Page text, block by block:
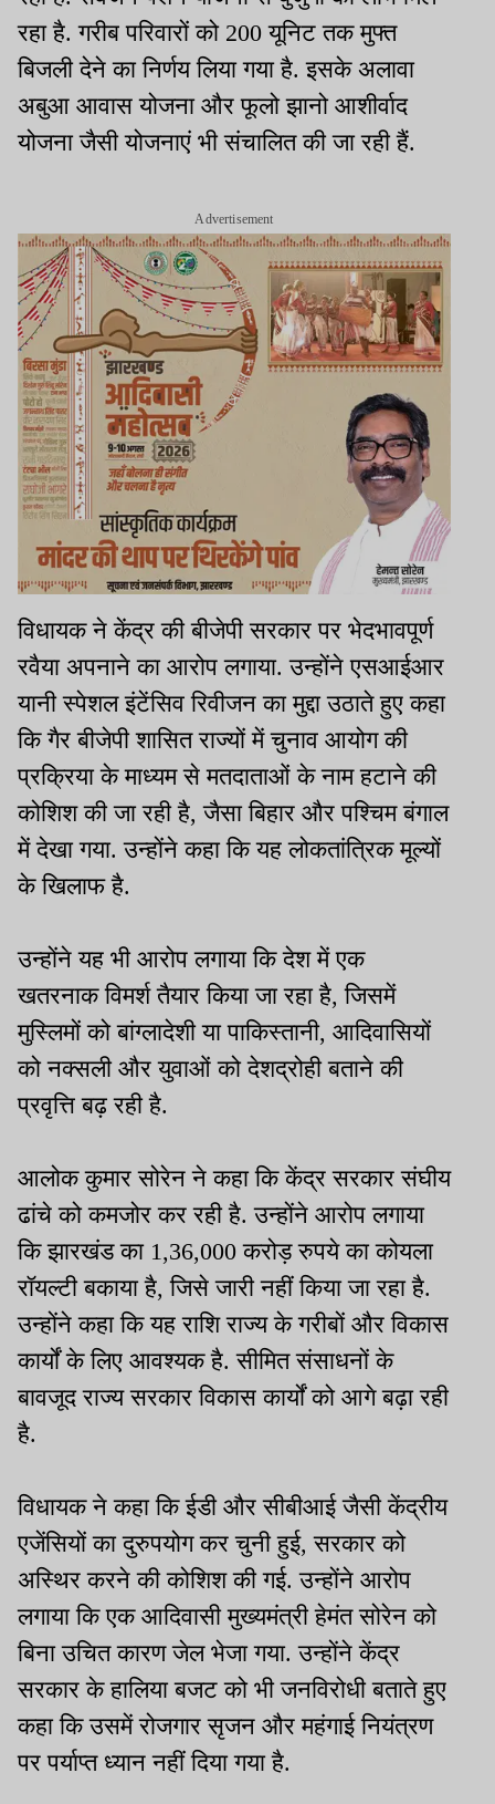
रहा है. गरीब परिवारों को 200 यूनिट तक मुफ्त
बिजली देने का निर्णय लिया गया है. इसके अलावा
अबुआ आवास योजना और फूलो झानो आशीर्वाद
योजना जैसी योजनाएं भी संचालित की जा रही हैं.
Advertisement
विधायक ने केंद्र की बीजेपी सरकार पर भेदभावपूर्ण
रवैया अपनाने का आरोप लगाया. उन्होंने एसआईआर
यानी स्पेशल इंटेंसिव रिवीजन का मुद्दा उठाते हुए कहा
कि गैर बीजेपी शासित राज्यों में चुनाव आयोग की
प्रक्रिया के माध्यम से मतदाताओं के नाम हटाने की
कोशिश की जा रही है, जैसा बिहार और पश्चिम बंगाल
में देखा गया. उन्होंने कहा कि यह लोकतांत्रिक मूल्यों
के खिलाफ है.
उन्होंने यह भी आरोप लगाया कि देश में एक
खतरनाक विमर्श तैयार किया जा रहा है, जिसमें
मुस्लिमों को बांग्लादेशी या पाकिस्तानी, आदिवासियों
को नक्सली और युवाओं को देशद्रोही बताने की
प्रवृत्ति बढ़ रही है.
आलोक कुमार सोरेन ने कहा कि केंद्र सरकार संघीय
ढांचे को कमजोर कर रही है. उन्होंने आरोप लगाया
कि झारखंड का 1,36,000 करोड़ रुपये का कोयला
रॉयल्टी बकाया है, जिसे जारी नहीं किया जा रहा है.
उन्होंने कहा कि यह राशि राज्य के गरीबों और विकास
कार्यों के लिए आवश्यक है. सीमित संसाधनों के
बावजूद राज्य सरकार विकास कार्यों को आगे बढ़ा रही
है.
विधायक ने कहा कि ईडी और सीबीआई जैसी केंद्रीय
एजेंसियों का दुरुपयोग कर चुनी हुई, सरकार को
अस्थिर करने की कोशिश की गई. उन्होंने आरोप
लगाया कि एक आदिवासी मुख्यमंत्री हेमंत सोरेन को
बिना उचित कारण जेल भेजा गया. उन्होंने केंद्र
सरकार के हालिया बजट को भी जनविरोधी बताते हुए
कहा कि उसमें रोजगार सृजन और महंगाई नियंत्रण
पर पर्याप्त ध्यान नहीं दिया गया है.